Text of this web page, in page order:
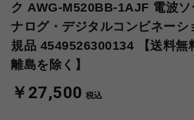
ク AWG-M520BB-1AJF 電波
ナログ・デジタルコンビネーシ
規品 4549526300134 【送料
離島を除く】
￥27,500 税込